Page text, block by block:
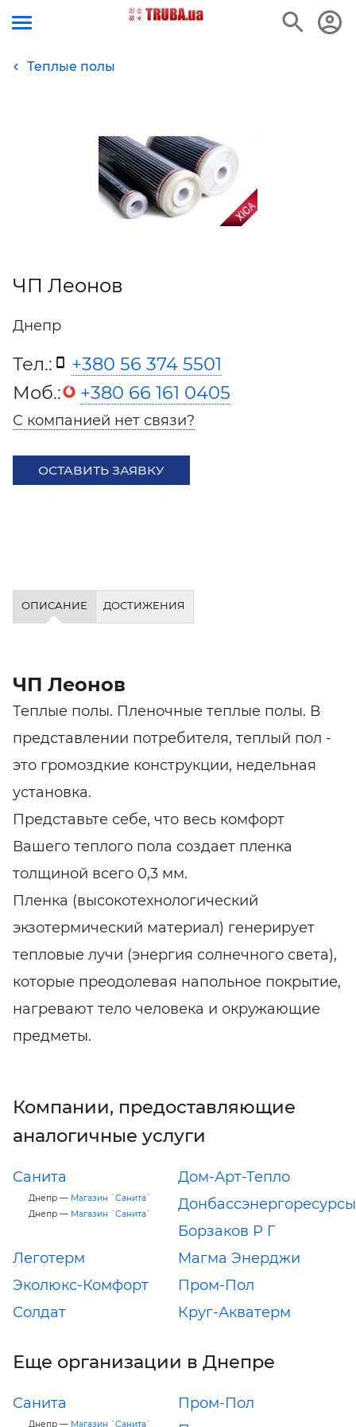
Теплые полы
ЧП Леонов
Днепр
Тел.:
+380 56 374 5501
Моб.:
+380 66 161 0405
С компанией нет связи?
ОСТАВИТЬ ЗАЯВКУ
ОПИСАНИЕ ДОСТИЖЕНИЯ
ЧП Леонов
Теплые полы. Пленочные теплые полы. В
представлении потребителя, теплый пол -
это громоздкие конструкции, недельная
установка.
Представьте себе, что весь комфорт
Вашего теплого пола создает пленка
толщиной всего 0,3 мм.
Пленка (высокотехнологический
экзотермический материал) генерирует
тепловые лучи (энергия солнечного света),
которые преодолевая напольное покрытие,
нагревают тело человека и окружающие
предметы.
Компании, предоставляющие
аналогичные услуги
Санита
Днепр — Магазин `Санита`
Днепр — Магазин `Санита`
Дом-Арт-Тепло
Донбассэнергоресурсы
Борзаков Р Г
Леготерм
Магма Энерджи
Эколюкс-Комфорт
Пром-Пол
Солдат
Круг-Акватерм
Еще организации в Днепре
Санита
Днепр — Магазин `Санита`
Пром-Пол